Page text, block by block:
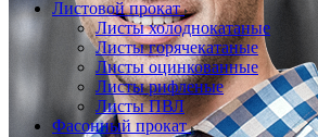
Листовой прокат
Листы холоднокатаные
Листы горячекатаные
Листы оцинкованные
Листы рифленые
Листы ПВЛ
Фасонный прокат